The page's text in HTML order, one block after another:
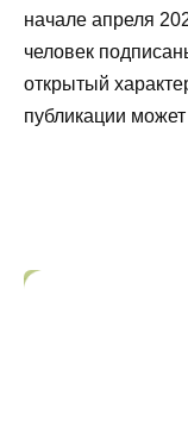
начале апреля
человек
открытый
публикации